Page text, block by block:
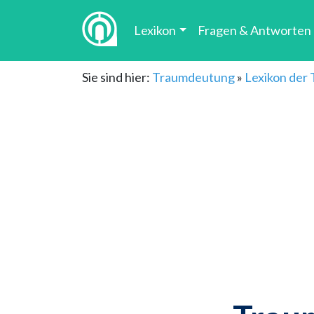
Lexikon Fragen & Antworten
Sie sind hier: Traumdeutung» Lexikon der